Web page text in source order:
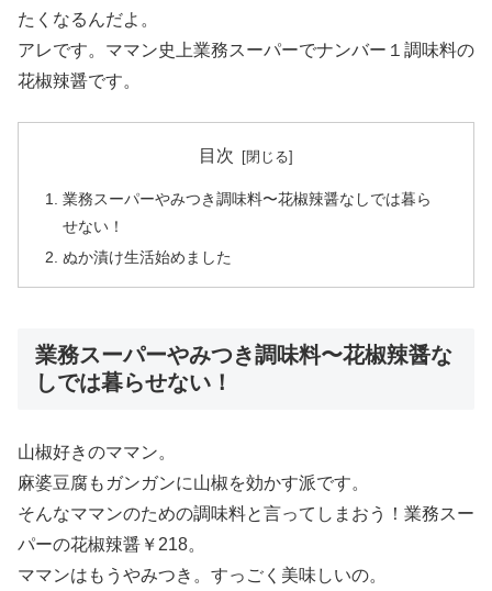
たくなるんだよ。
アレです。ママン史上業務スーパーでナンバー１調味料の
花椒辣醤です。
目次
業務スーパーやみつき調味料〜花椒辣醤なしでは暮ら
せない！
ぬか漬け生活始めました
業務スーパーやみつき調味料〜花椒辣醤な
しでは暮らせない！
山椒好きのママン。
麻婆豆腐もガンガンに山椒を効かす派です。
そんなママンのための調味料と言ってしまおう！業務スー
パーの花椒辣醤￥218。
ママンはもうやみつき。すっごく美味しいの。